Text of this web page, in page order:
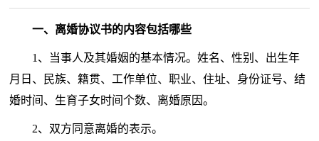
一、离婚协议书的内容包括哪些
1、当事人及其婚姻的基本情况。姓名、性别、出生年
月日、民族、籍贯、工作单位、职业、住址、身份证号、结
婚时间、生育子女时间个数、离婚原因。
2、双方同意离婚的表示。